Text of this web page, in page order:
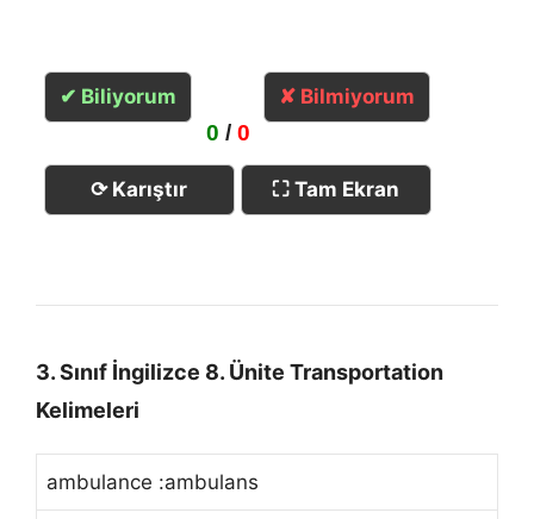
✔ Biliyorum
0 / 0
✘ Bilmiyorum
⟳ Karıştır ⛶ Tam Ekran
3. Sınıf İngilizce 8. Ünite Transportation
Kelimeleri
ambulance :ambulans